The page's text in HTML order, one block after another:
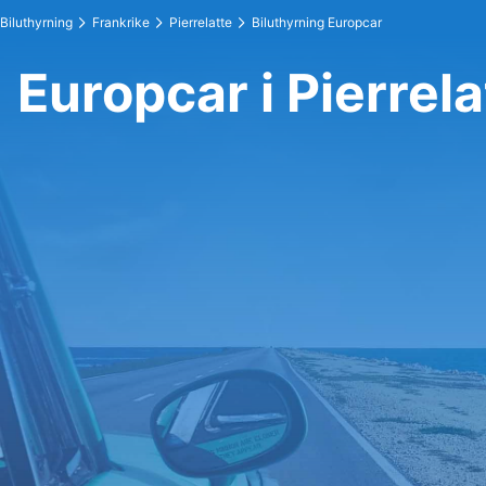
Biluthyrning Frankrike Pierrelatte Biluthyrning Europcar
Europcar i